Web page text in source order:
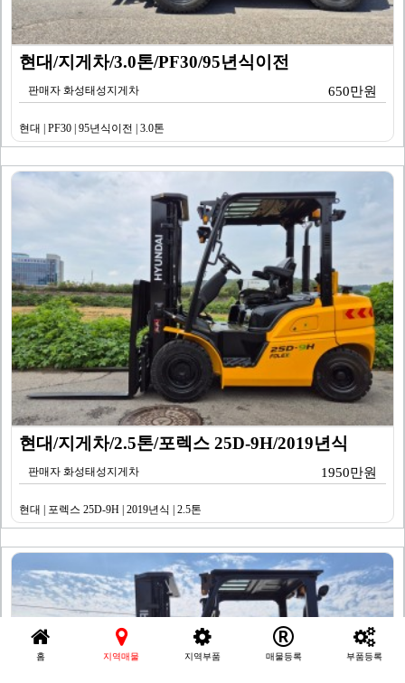
현대/지게차/3.0톤/PF30/95년식이전
판매자 화성태성지게차 650만원
현대 | PF30 | 95년식이전 | 3.0톤
현대/지게차/2.5톤/포렉스 25D-9H/2019년식
판매자 화성태성지게차 1950만원
현대 | 포렉스 25D-9H | 2019년식 | 2.5톤
홈 지역매물 지역부품 매물등록 부품등록